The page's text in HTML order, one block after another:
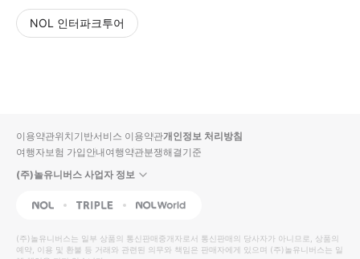
NOL 인터파크투어
입니
다.
높
은
동
영
순
상
이용약관위치기반서비스 이용약관개인정보 처리방침
여행자보험 가입안내여행약관분쟁해결기준
(주)놀유니버스 사업자 정보
NOL Triple Interpark Global
(주)놀유니버스는 일부 상품의 통신판매중개자로서 통신판매의 당사자가 아니므로, 상품의
예약, 이용 및 환불 등 거래와 관련된 의무와 책임은 판매자에게 있으며 (주)놀유니버스는 일